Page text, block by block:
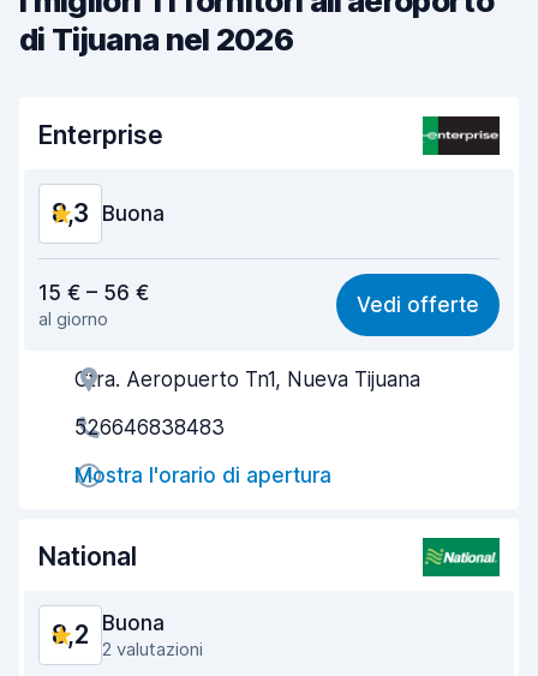
di Tijuana nel 2026
Enterprise
8,3 Buona
7,7
Facile da trovare 8,2
Gentilezza degli agenti
Rapidità del ritiro
Rapidità della riconsegna
8,8
15 € – 56 €
al giorno
Vedi offerte
Ctra. Aeropuerto Tn1, Nueva Tijuana
526646838483
Mostra l'orario di apertura
National
8,2 Buona
2 valutazioni